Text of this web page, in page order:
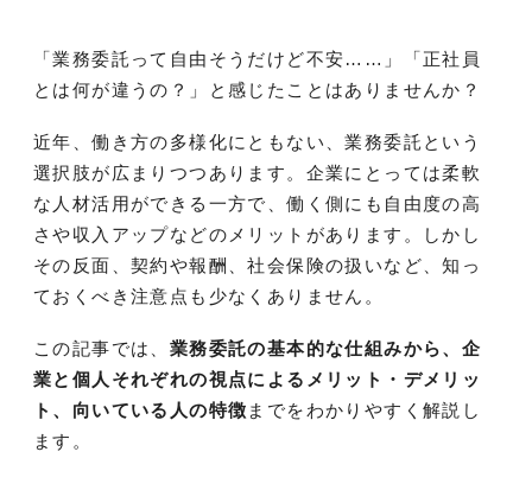
「業務委託って自由そうだけど不安……」「正社員
とは何が違うの？」と感じたことはありませんか？
近年、働き方の多様化にともない、業務委託という
選択肢が広まりつつあります。企業にとっては柔軟
な人材活用ができる一方で、働く側にも自由度の高
さや収入アップなどのメリットがあります。しかし
その反面、契約や報酬、社会保険の扱いなど、知っ
ておくべき注意点も少なくありません。
この記事では、 業務委託の基本的な仕組みから、企
業と個人それぞれの視点によるメリット・デメリッ
ト、向いている人の特徴 までをわかりやすく解説し
ます。